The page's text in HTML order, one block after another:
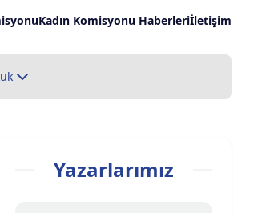
Kadın Komisyonu Haberleriİletişim
Yazarlarımız